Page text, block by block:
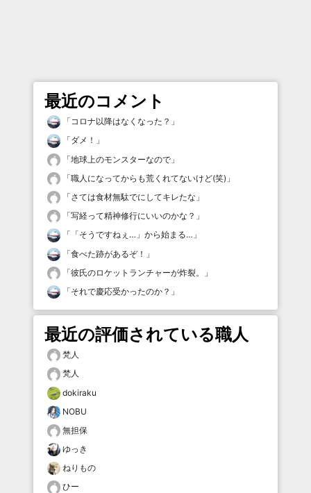
最近のコメント
「コロナ以降はなくなった？ 」
「ダメ！ 」
「地球上のモンスターなので 」
「職人になってからも荒くれてないけど(笑) 」
「さては食材無駄でにしてキレたな 」
「写経って精神修行にいいのかな？ 」
「 「そうですねぇ…」から始まる… 」
「食べた跡があるぞ！ 」
「彼氏のロケットランチャーが炸裂。
」
「それで慶応受かったのか？ 」
最近の評価されている職人
梵人
梵人
dokiraku
NOBU
無担保
ゆっき
ねりもの
ひー